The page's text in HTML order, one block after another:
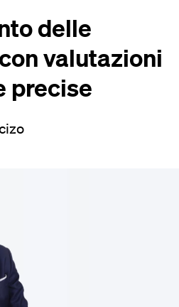
delle
valutazioni
precise